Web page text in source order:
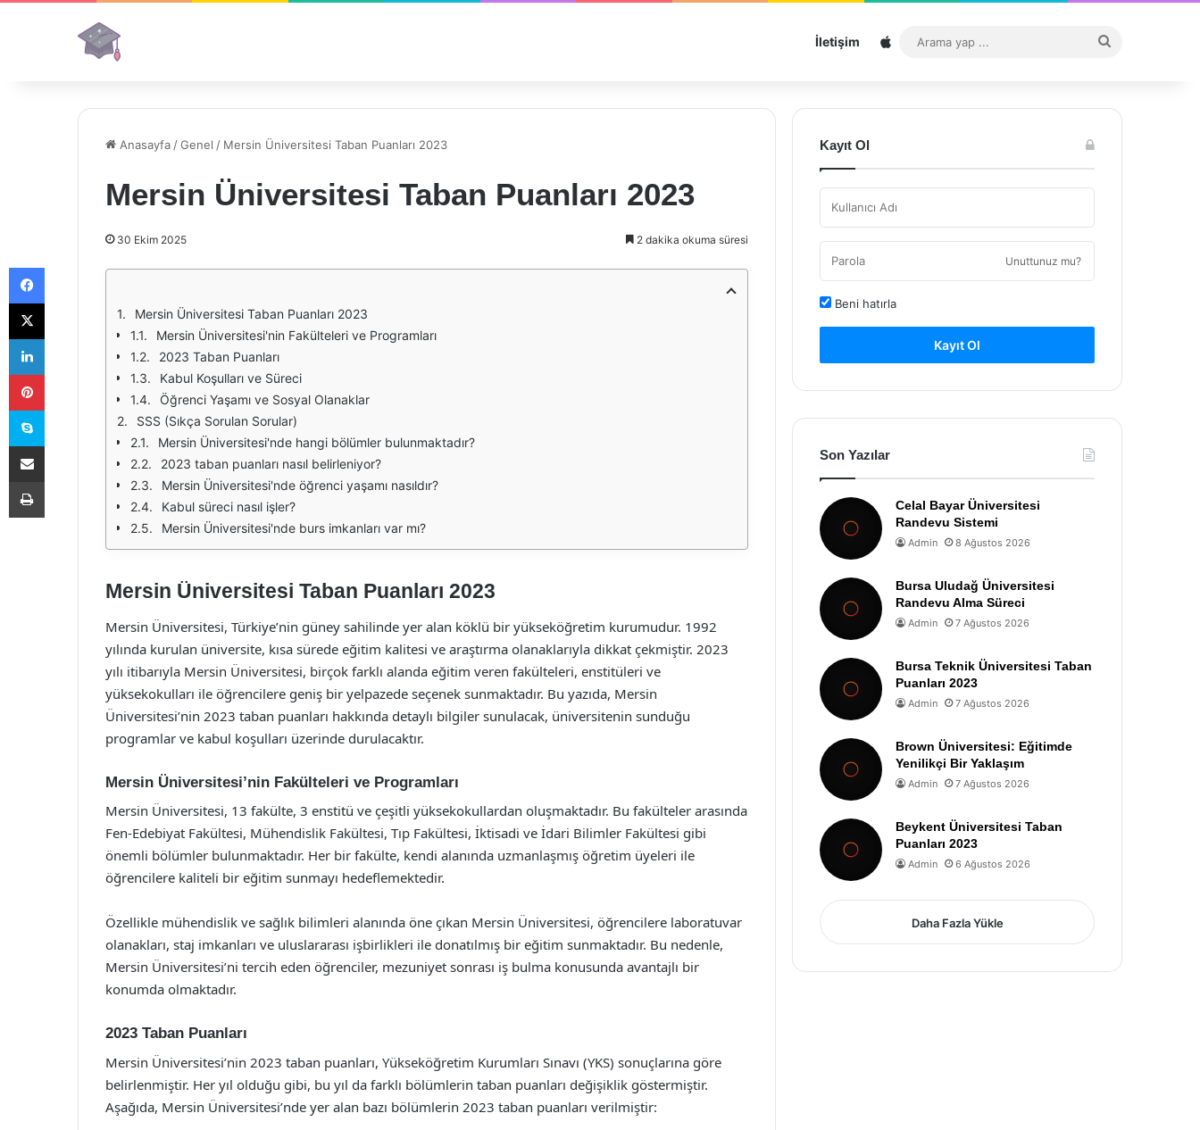
İletişim Sitemap
...
Anasayfa /Genel / Mersin Üniversitesi Taban Puanları 2023
Mersin Üniversitesi Taban Puanları 2023
30 Ekim 2025 2 dakika okuma süresi
Mersin Üniversitesi Taban Puanları 2023
Mersin Üniversitesi'nin Fakülteleri ve Programları
2023 Taban Puanları
Kabul Koşulları ve Süreci
Öğrenci Yaşamı ve Sosyal Olanaklar
SSS (Sıkça Sorulan Sorular)
Mersin Üniversitesi'nde hangi bölümler bulunmaktadır?
2023 taban puanları nasıl belirleniyor?
Mersin Üniversitesi'nde öğrenci yaşamı nasıldır?
Kabul süreci nasıl işler?
Mersin Üniversitesi'nde burs imkanları var mı?
Mersin Üniversitesi Taban Puanları 2023
Mersin Üniversitesi, Türkiye’nin güney sahilinde yer alan köklü bir yükseköğretim kurumudur. 1992
yılında kurulan üniversite, kısa sürede eğitim kalitesi ve araştırma olanaklarıyla dikkat çekmiştir. 2023
yılı itibarıyla Mersin Üniversitesi, birçok farklı alanda eğitim veren fakülteleri, enstitüleri ve
yüksekokulları ile öğrencilere geniş bir yelpazede seçenek sunmaktadır. Bu yazıda, Mersin
Üniversitesi’nin 2023 taban puanları hakkında detaylı bilgiler sunulacak, üniversitenin sunduğu
programlar ve kabul koşulları üzerinde durulacaktır.
Mersin Üniversitesi’nin Fakülteleri ve Programları
Mersin Üniversitesi, 13 fakülte, 3 enstitü ve çeşitli yüksekokullardan oluşmaktadır. Bu fakülteler arasında
Fen-Edebiyat Fakültesi, Mühendislik Fakültesi, Tıp Fakültesi, İktisadi ve İdari Bilimler Fakültesi gibi
önemli bölümler bulunmaktadır. Her bir fakülte, kendi alanında uzmanlaşmış öğretim üyeleri ile
öğrencilere kaliteli bir eğitim sunmayı hedeflemektedir.
Özellikle mühendislik ve sağlık bilimleri alanında öne çıkan Mersin Üniversitesi, öğrencilere laboratuvar
olanakları, staj imkanları ve uluslararası işbirlikleri ile donatılmış bir eğitim sunmaktadır. Bu nedenle,
Mersin Üniversitesi’ni tercih eden öğrenciler, mezuniyet sonrası iş bulma konusunda avantajlı bir
konumda olmaktadır.
2023 Taban Puanları
Mersin Üniversitesi’nin 2023 taban puanları, Yükseköğretim Kurumları Sınavı (YKS) sonuçlarına göre
belirlenmiştir. Her yıl olduğu gibi, bu yıl da farklı bölümlerin taban puanları değişiklik göstermiştir.
Aşağıda, Mersin Üniversitesi’nde yer alan bazı bölümlerin 2023 taban puanları verilmiştir:
Kayıt Ol
Unuttunuz mu?
Beni hatırla
Kayıt Ol
Son Yazılar
Celal Bayar Üniversitesi
Randevu Sistemi
Admin 8 Ağustos 2026
Bursa Uludağ Üniversitesi
Randevu Alma Süreci
Admin 7 Ağustos 2026
Bursa Teknik Üniversitesi Taban
Puanları 2023
Admin 7 Ağustos 2026
Brown Üniversitesi: Eğitimde
Yenilikçi Bir Yaklaşım
Admin 7 Ağustos 2026
Beykent Üniversitesi Taban
Puanları 2023
Admin 6 Ağustos 2026
Daha Fazla Yükle
Facebook
X
LinkedIn
Pinterest
Skype
E-Posta ile paylaş